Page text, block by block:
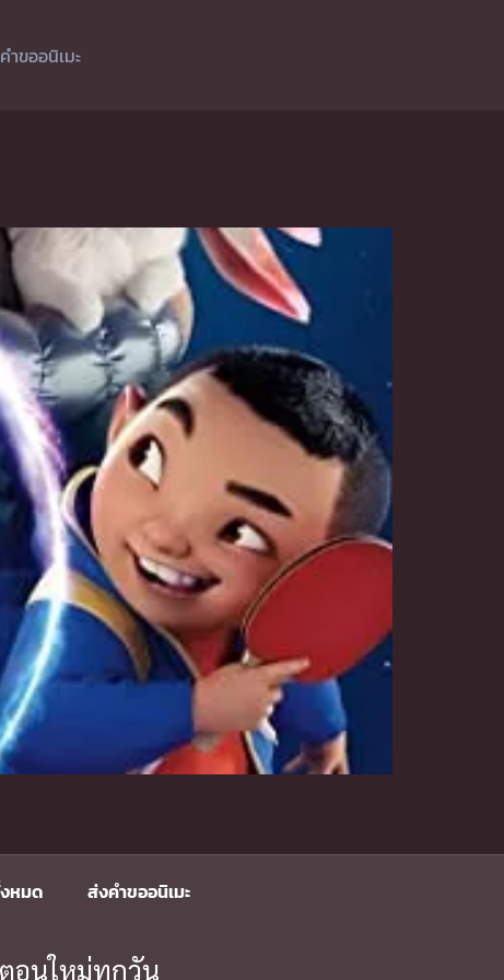
ำขออนิเมะ
หมด ส่งคำขออนิเมะ
อนใหม่ทุกวัน